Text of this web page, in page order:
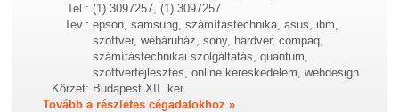
Tel.: (1) 3097257, (1) 3097257
Tev.: epson, samsung, számítástechnika, asus, ibm,
szoftver, webáruház, sony, hardver, compaq,
számítástechnikai szolgáltatás, quantum,
szoftverfejlesztés, online kereskedelem, webdesign
Körzet: Budapest XII. ker.
Tovább a részletes cégadatokhoz »